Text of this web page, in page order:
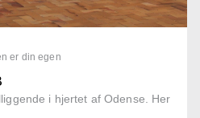
er din egen
i hjertet af Odense. Her